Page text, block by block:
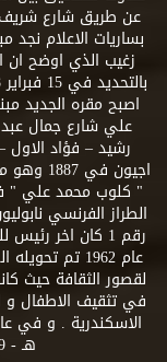
عن طريق شارع شريف
بساريات الاعلام
زغيب الذي اوضح
اصبح مقره الجديد
علي شارع جمال عبد
رشيد – فؤاد
اجيون
" كلوب محمد علي "
الطراز الفرنسي
رقم 1 كان اخر
عام 1962 تم
لقصور الثقافة حيث
في تثقيف الاطفال و
هـ - 29 اكتوبر2001 تم افتتاح المركز